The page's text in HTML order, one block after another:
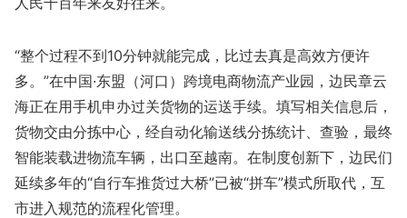
“整个过程不到10分钟就能完成，比过去真是高效方便许
多。”在中国·东盟（河口）跨境电商物流产业园，边民章云
海正在用手机申办过关货物的运送手续。填写相关信息后，
货物交由分拣中心，经自动化输送线分拣统计、查验，最终
智能装载进物流车辆，出口至越南。在制度创新下，边民们
延续多年的“自行车推货过大桥”已被“拼车”模式所取代，互
市进入规范的流程化管理。